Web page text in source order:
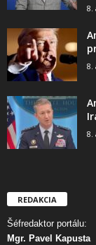
8.
8.
8.
REDAKCIA
Šéfredaktor portálu:
Mgr. Pavel Kapusta